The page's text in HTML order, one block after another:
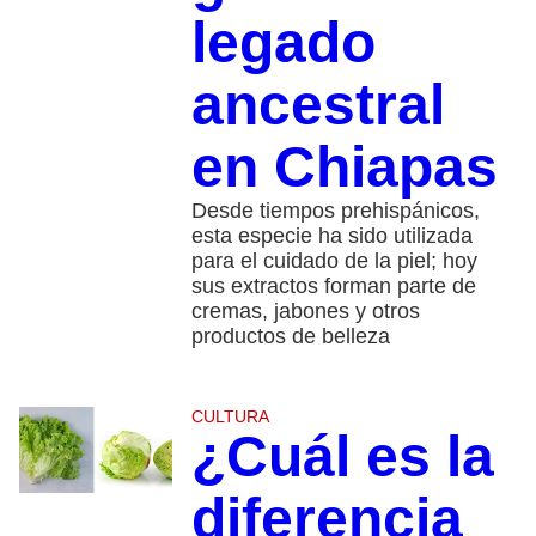
legado
ancestral
en Chiapas
Desde tiempos prehispánicos,
esta especie ha sido utilizada
para el cuidado de la piel; hoy
sus extractos forman parte de
cremas, jabones y otros
productos de belleza
CULTURA
¿Cuál es la
diferencia